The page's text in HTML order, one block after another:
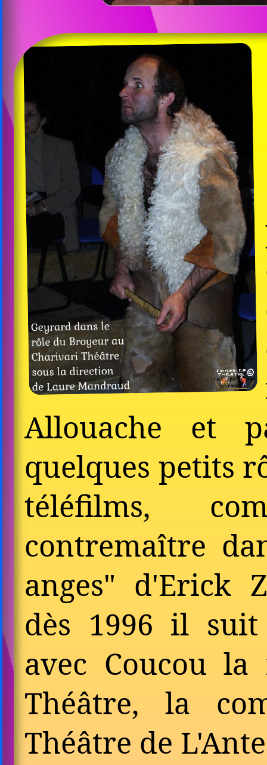
Allouache et
quelques petits
téléfilms,
contremaître
anges" d'Erick
dès 1996 il
avec Coucou
Théâtre, la
Théâtre de